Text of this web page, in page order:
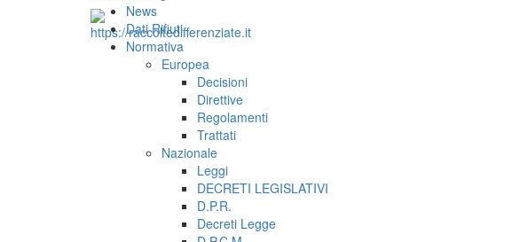
News
Dati Rifiuti
Normativa
Europea
Decisioni
Direttive
Regolamenti
Trattati
Nazionale
Leggi
DECRETI LEGISLATIVI
D.P.R.
Decreti Legge